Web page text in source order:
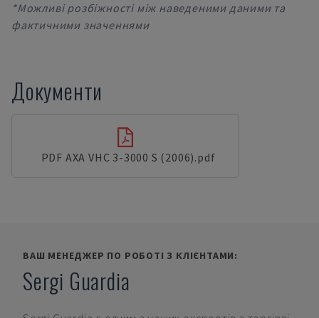
*Можливі розбіжності між наведеними даними та
фактичними значеннями
Документи
PDF AXA VHC 3-3000 S (2006).pdf
ВАШ МЕНЕДЖЕР ПО РОБОТІ З КЛІЄНТАМИ:
Sergi Guardia